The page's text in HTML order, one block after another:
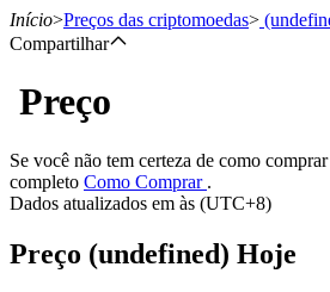
Futuros
Início>Preços das criptomoedas>
Compartilhar
Preço
Se você não tem certeza de como
completo Como Comprar .
Dados atualizados em às (UTC+8)
Preço (undefined) Hoje